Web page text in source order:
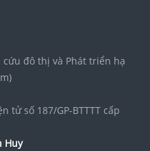
đô thị và Phát triển hạ
tử số 187/GP-BTTTT cấp
Huy